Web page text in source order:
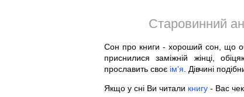
Старовинний
Сон про книги - хороший сон, що
приснилися заміжній жінці,
прославить своє ім'я . Дівчині
Якщо у сні Ви читали книгу- Вас